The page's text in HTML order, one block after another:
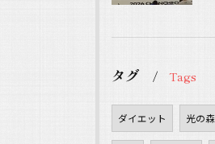
タグ Tags
ダイエット 光の森